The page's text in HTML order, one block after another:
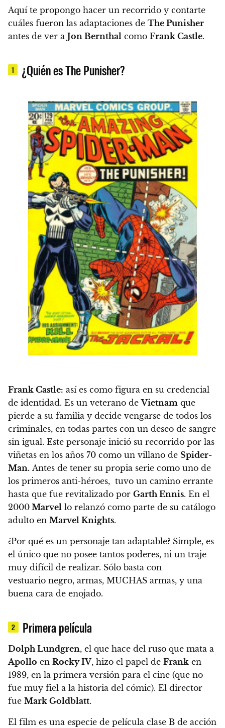
Aquí te propongo hacer un recorrido y contarte
cuáles fueron las adaptaciones de The Punisher
antes de ver a Jon Bernthal como Frank Castle.
1 ¿Quién es The Punisher?
Frank Castle: así es como figura en su credencial
de identidad. Es un veterano deVietnam que
pierde a su familia y decide vengarse de todos los
criminales, en todas partes con un deseo de sangre
sin igual. Este personaje inició su recorrido por las
viñetas en los años 70 como un villano de Spider-
Man. Antes de tener su propia serie como uno de
los primeros anti-héroes, tuvo un camino errante
hasta que fue revitalizado por Garth Ennis. En el
2000 Marvel lo relanzó como parte de su catálogo
adulto en Marvel Knights.
¿Por qué es un personaje tan adaptable? Simple, es
el único que no posee tantos poderes, ni un traje
muy difícil de realizar. Sólo basta con
vestuario negro, armas, MUCHAS armas, y una
buena cara de enojado.
2 Primera película
Dolph Lundgren, el que hace del ruso que mata a
Apollo en Rocky IV, hizo el papel de Frank en
1989, en la primera versión para el cine (que no
fue muy fiel a la historia del cómic). El director
fue Mark Goldblatt.
El film es una especie de película clase B de acción